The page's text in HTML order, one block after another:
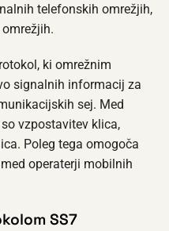
telefonskih omrežjih,
ki omrežnim
signalnih informacij za
sej. Med
vzpostavitev klica,
Poleg tega omogoča
operaterji mobilnih
SS7